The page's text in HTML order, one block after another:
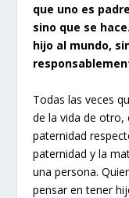
que uno es
sino que se
hijo al mundo,
Todas las veces
de la vida de otro,
paternidad
paternidad y la
una persona.
pensar en tener